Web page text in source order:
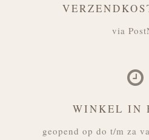
via
WINKEL IN
geopend op do t/m za